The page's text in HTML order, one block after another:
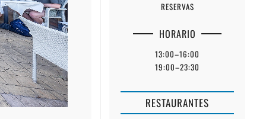
RESERVAS
HORARIO
13:00–16:00
19:00–23:30
RESTAURANTES